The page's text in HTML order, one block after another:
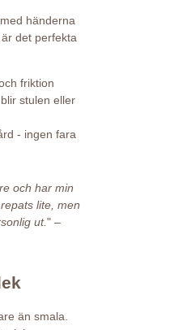
händerna
det perfekta
friktion
stulen eller
- ingen fara
och har min
lite, men
ut." –
än smala.